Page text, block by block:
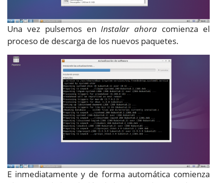
Una vez pulsemos en Instalar ahora comienza el
proceso de descarga de los nuevos paquetes.
E inmediatamente y de forma automática comienza